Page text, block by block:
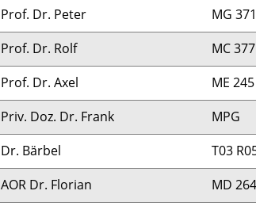
Prof. Dr. Peter MG 371
Prof. Dr. Rolf MC 377
Prof. Dr. Axel ME 245
Priv. Doz. Dr. Frank MPG
Dr. Bärbel T03
AOR Dr. Florian MD 264